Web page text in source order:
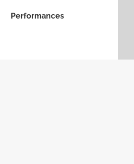
Performances